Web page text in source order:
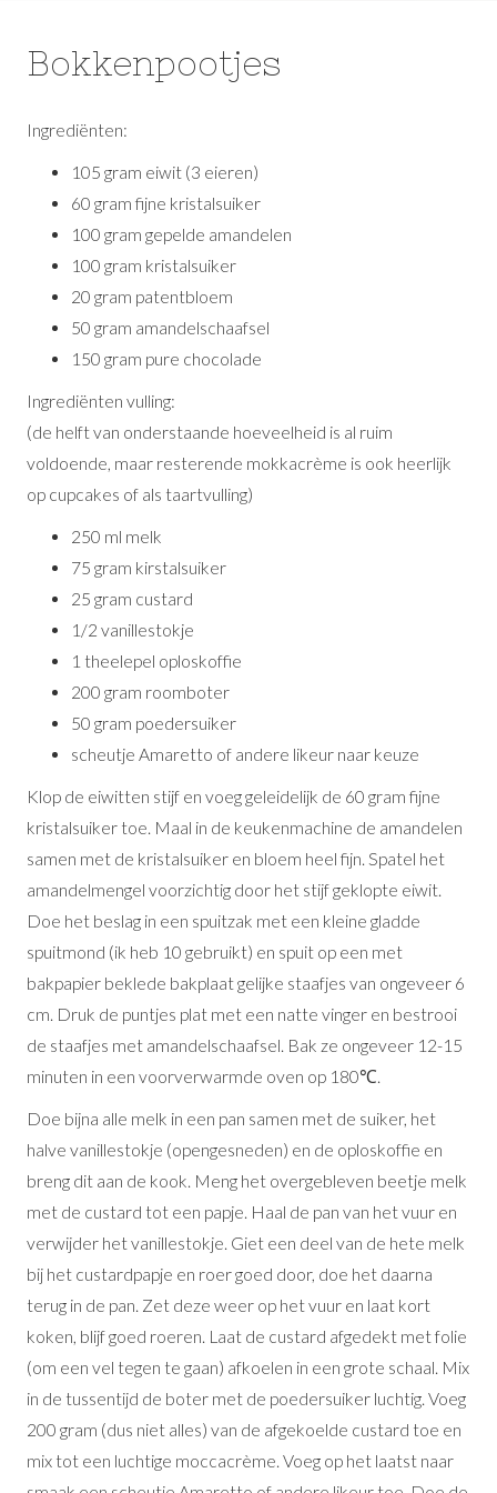
Bokkenpootjes
Ingrediënten:
105 gram eiwit (3 eieren)
60 gram fijne kristalsuiker
100 gram gepelde amandelen
100 gram kristalsuiker
20 gram patentbloem
50 gram amandelschaafsel
150 gram pure chocolade
Ingrediënten vulling:
(de helft van onderstaande hoeveelheid is al ruim
voldoende, maar resterende mokkacrème is ook heerlijk
op cupcakes of als taartvulling)
250 ml melk
75 gram kirstalsuiker
25 gram custard
1/2 vanillestokje
1 theelepel oploskoffie
200 gram roomboter
50 gram poedersuiker
scheutje Amaretto of andere likeur naar keuze
Klop de eiwitten stijf en voeg geleidelijk de 60 gram fijne
kristalsuiker toe. Maal in de keukenmachine de amandelen
samen met de kristalsuiker en bloem heel fijn. Spatel het
amandelmengel voorzichtig door het stijf geklopte eiwit.
Doe het beslag in een spuitzak met een kleine gladde
spuitmond (ik heb 10 gebruikt) en spuit op een met
bakpapier beklede bakplaat gelijke staafjes van ongeveer 6
cm. Druk de puntjes plat met een natte vinger en bestrooi
de staafjes met amandelschaafsel. Bak ze ongeveer 12-15
minuten in een voorverwarmde oven op 180℃.
Doe bijna alle melk in een pan samen met de suiker, het
halve vanillestokje (opengesneden) en de oploskoffie en
breng dit aan de kook. Meng het overgebleven beetje melk
met de custard tot een papje. Haal de pan van het vuur en
verwijder het vanillestokje. Giet een deel van de hete melk
bij het custardpapje en roer goed door, doe het daarna
terug in de pan. Zet deze weer op het vuur en laat kort
koken, blijf goed roeren. Laat de custard afgedekt met folie
(om een vel tegen te gaan) afkoelen in een grote schaal. Mix
in de tussentijd de boter met de poedersuiker luchtig. Voeg
200 gram (dus niet alles) van de afgekoelde custard toe en
mix tot een luchtige moccacrème. Voeg op het laatst naar